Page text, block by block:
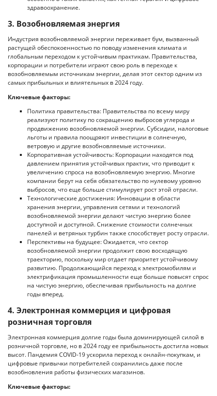
здравоохранение.
3. Возобновляемая энергия
Индустрия возобновляемой энергии переживает бум, вызванный
растущей обеспокоенностью по поводу изменения климата и
глобальным переходом к устойчивым практикам. Правительства,
корпорации и потребители играют свою роль в переходе к
возобновляемым источникам энергии, делая этот сектор одним из
самых прибыльных и влиятельных в 2024 году.
Ключевые факторы:
Политика правительства: Правительства по всему миру
реализуют политику по сокращению выбросов углерода и
продвижению возобновляемой энергии. Субсидии, налоговые
льготы и правила поощряют инвестиции в солнечную,
ветровую и другие возобновляемые источники.
Корпоративная устойчивость: Корпорации находятся под
давлением принятия устойчивых практик, что приводит к
увеличению спроса на возобновляемую энергию. Многие
компании берут на себя обязательство по нулевому уровню
выбросов, что еще больше стимулирует рост этой отрасли.
Технологические достижения: Инновации в области
хранения энергии, управления сетями и технологий
возобновляемой энергии делают чистую энергию более
доступной и доступной. Снижение стоимости солнечных
панелей и ветряных турбин также способствует росту отрасли.
Перспективы на будущее: Ожидается, что сектор
возобновляемой энергии продолжит свою восходящую
траекторию, поскольку мир отдает приоритет устойчивому
развитию. Продолжающийся переход к электромобилям и
электрификация промышленности еще больше повысят спрос
на чистую энергию, обеспечивая прибыльность на долгие
годы вперед.
4. Электронная коммерция и цифровая
розничная торговля
Электронная коммерция долгие годы была доминирующей силой в
розничной торговле, но в 2024 году ее прибыльность достигла новых
высот. Пандемия COVID-19 ускорила переход к онлайн-покупкам, и
цифровые привычки потребителей сохранились даже после
возобновления работы физических магазинов.
Ключевые факторы: